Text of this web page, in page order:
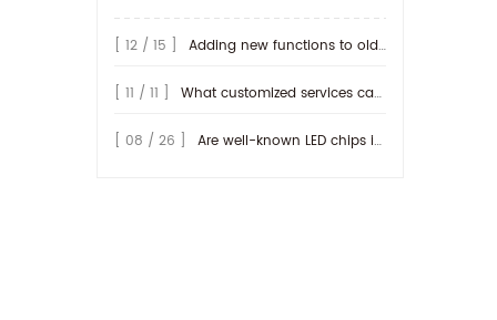
Convention and Exhibition Centre. We
products, along with their connection
you at our booth! Booth No.: 3D-E20
[ 12 / 15 ] Adding new functions to old lamp
[ 11 / 11 ] What customized services can be provided by RISE ?
[ 08 / 26 ] Are well-known LED chips important for producing LED lamps?